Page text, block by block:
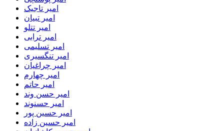
امیر تاجیک
امیر تبیان
امیر تتلو
امیر ترابی
امیر تسلیمی
امیر تنگسیری
امیر چراغیان
امیر چهارم
امیر حاتم
امیر حسن وند
امیر حسنوند
امیر حسین پور
امیر حسین زاده